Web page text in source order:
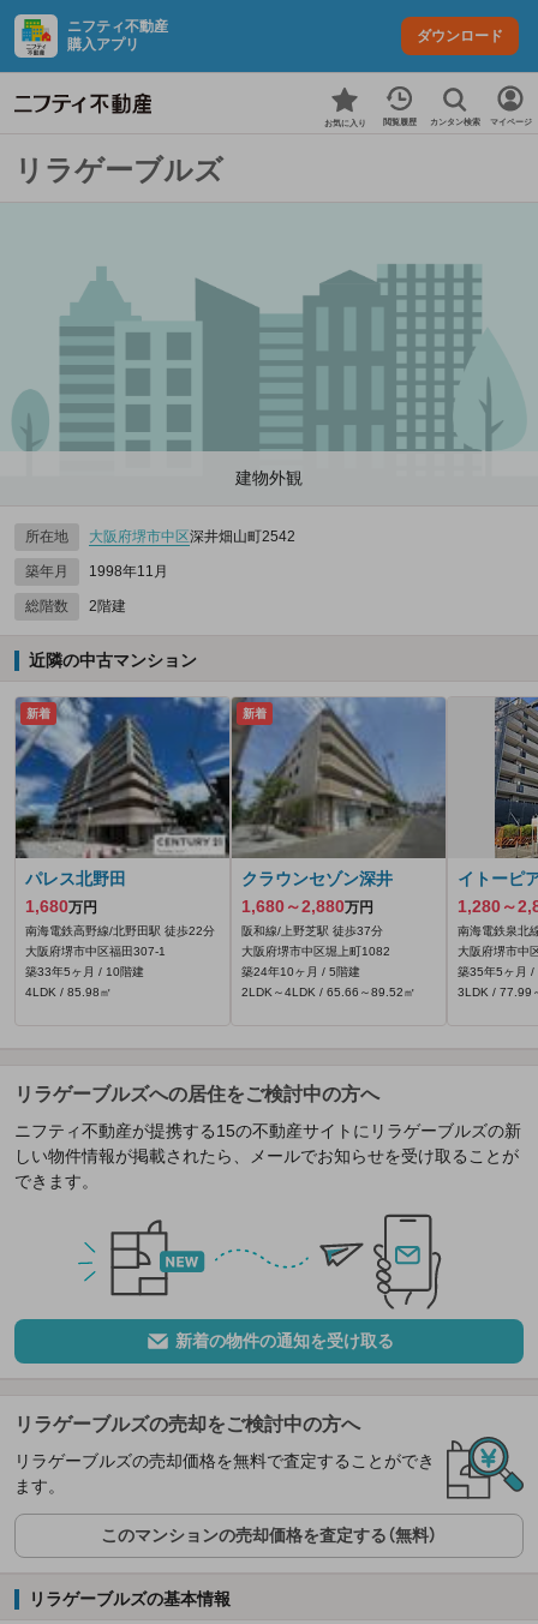
ニフティ不動産
購入アプリ
ダウンロード
お気に入り 閲覧履歴 カンタン検索 マイページ
リラゲーブルズ
建物外観
所在地 大阪府堺市中区深井畑山町2542
築年月 1998年11月
総階数 2階建
近隣の中古マンション
新着
パレス北野田
1,680万円
南海電鉄高野線/北野田駅 徒歩22分
大阪府堺市中区福田307‐1
築33年5ヶ月 / 10階建
4LDK / 85.98㎡
新着
クラウンセゾン深井
1,680～2,880万円
阪和線/上野芝駅 徒歩37分
大阪府堺市中区堀上町1082
築24年10ヶ月 / 5階建
2LDK～4LDK / 65.66～89.52㎡
イトーピ
1,280～
南海電鉄泉北
大阪府堺市中
築35年5ヶ月 /
3LDK / 77.99
リラゲーブルズへの居住をご検討中の方へ
ニフティ不動産が提携する15の不動産サイトにリラゲーブルズの新
しい物件情報が掲載されたら、メールでお知らせを受け取ることが
できます。
新着の物件の通知を受け取る
リラゲーブルズの売却をご検討中の方へ
リラゲーブルズの売却価格を無料で査定することができ
ます。
このマンションの売却価格を査定する（無料）
リラゲーブルズの基本情報